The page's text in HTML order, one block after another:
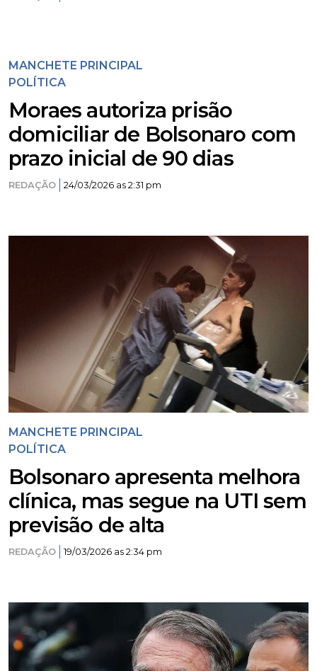
MANCHETE PRINCIPAL
POLÍTICA
Moraes autoriza prisão
domiciliar de Bolsonaro com
prazo inicial de 90 dias
REDAÇÃO 24/03/2026 as 2:31 pm
MANCHETE PRINCIPAL
POLÍTICA
Bolsonaro apresenta melhora
clínica, mas segue na UTI sem
previsão de alta
REDAÇÃO 19/03/2026 as 2:34 pm